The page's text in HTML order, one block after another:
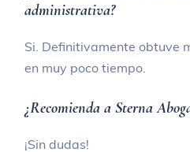
administrativa?
Si. Definitivamente obtuve
en muy poco tiempo.
¿Recomienda a Sterna
¡Sin dudas!